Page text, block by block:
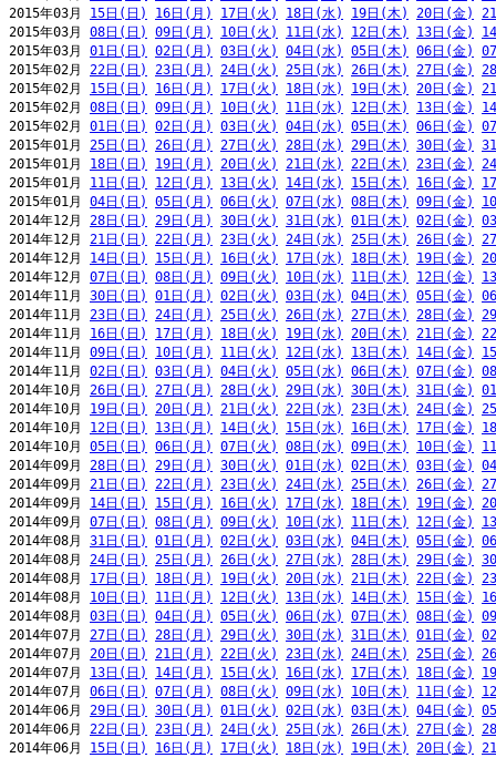
2015年03月 15日(日) 16日(月) 17日(火) 18日(水) 19日(木) 20日(金)
2015年03月 08日(日) 09日(月) 10日(火) 11日(水) 12日(木) 13日(金)
2015年03月 01日(日) 02日(月) 03日(火) 04日(水) 05日(木) 06日(金)
2015年02月 22日(日) 23日(月) 24日(火) 25日(水) 26日(木) 27日(金)
2015年02月 15日(日) 16日(月) 17日(火) 18日(水) 19日(木) 20日(金)
2015年02月 08日(日) 09日(月) 10日(火) 11日(水) 12日(木) 13日(金)
2015年02月 01日(日) 02日(月) 03日(火) 04日(水) 05日(木) 06日(金)
2015年01月 25日(日) 26日(月) 27日(火) 28日(水) 29日(木) 30日(金)
2015年01月 18日(日) 19日(月) 20日(火) 21日(水) 22日(木) 23日(金)
2015年01月 11日(日) 12日(月) 13日(火) 14日(水) 15日(木) 16日(金)
2015年01月 04日(日) 05日(月) 06日(火) 07日(水) 08日(木) 09日(金)
2014年12月 28日(日) 29日(月) 30日(火) 31日(水) 01日(木) 02日(金)
2014年12月 21日(日) 22日(月) 23日(火) 24日(水) 25日(木) 26日(金)
2014年12月 14日(日) 15日(月) 16日(火) 17日(水) 18日(木) 19日(金)
2014年12月 07日(日) 08日(月) 09日(火) 10日(水) 11日(木) 12日(金)
2014年11月 30日(日) 01日(月) 02日(火) 03日(水) 04日(木) 05日(金)
2014年11月 23日(日) 24日(月) 25日(火) 26日(水) 27日(木) 28日(金)
2014年11月 16日(日) 17日(月) 18日(火) 19日(水) 20日(木) 21日(金)
2014年11月 09日(日) 10日(月) 11日(火) 12日(水) 13日(木) 14日(金)
2014年11月 02日(日) 03日(月) 04日(火) 05日(水) 06日(木) 07日(金)
2014年10月 26日(日) 27日(月) 28日(火) 29日(水) 30日(木) 31日(金)
2014年10月 19日(日) 20日(月) 21日(火) 22日(水) 23日(木) 24日(金)
2014年10月 12日(日) 13日(月) 14日(火) 15日(水) 16日(木) 17日(金)
2014年10月 05日(日) 06日(月) 07日(火) 08日(水) 09日(木) 10日(金)
2014年09月 28日(日) 29日(月) 30日(火) 01日(水) 02日(木) 03日(金)
2014年09月 21日(日) 22日(月) 23日(火) 24日(水) 25日(木) 26日(金)
2014年09月 14日(日) 15日(月) 16日(火) 17日(水) 18日(木) 19日(金)
2014年09月 07日(日) 08日(月) 09日(火) 10日(水) 11日(木) 12日(金)
2014年08月 31日(日) 01日(月) 02日(火) 03日(水) 04日(木) 05日(金)
2014年08月 24日(日) 25日(月) 26日(火) 27日(水) 28日(木) 29日(金)
2014年08月 17日(日) 18日(月) 19日(火) 20日(水) 21日(木) 22日(金)
2014年08月 10日(日) 11日(月) 12日(火) 13日(水) 14日(木) 15日(金)
2014年08月 03日(日) 04日(月) 05日(火) 06日(水) 07日(木) 08日(金)
2014年07月 27日(日) 28日(月) 29日(火) 30日(水) 31日(木) 01日(金)
2014年07月 20日(日) 21日(月) 22日(火) 23日(水) 24日(木) 25日(金)
2014年07月 13日(日) 14日(月) 15日(火) 16日(水) 17日(木) 18日(金)
2014年07月 06日(日) 07日(月) 08日(火) 09日(水) 10日(木) 11日(金)
2014年06月 29日(日) 30日(月) 01日(火) 02日(水) 03日(木) 04日(金)
2014年06月 22日(日) 23日(月) 24日(火) 25日(水) 26日(木) 27日(金)
2014年06月 15日(日) 16日(月) 17日(火) 18日(水) 19日(木) 20日(金)